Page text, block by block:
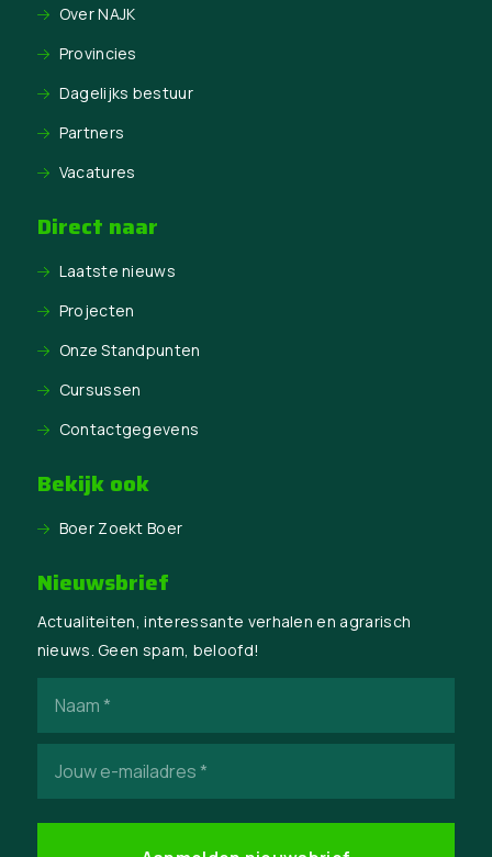
Over NAJK
Provincies
Dagelijks bestuur
Partners
Vacatures
Direct naar
Laatste nieuws
Projecten
Onze Standpunten
Cursussen
Contactgegevens
Bekijk ook
Boer Zoekt Boer
Nieuwsbrief
Actualiteiten, interessante verhalen en agrarisch
nieuws. Geen spam, beloofd!
mailadres